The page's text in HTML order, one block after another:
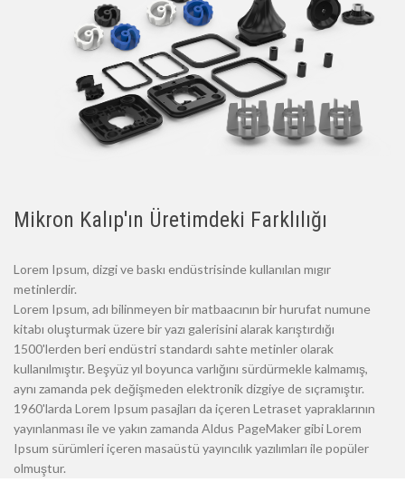
Mikron Kalıp'ın Üretimdeki Farklılığı
Lorem Ipsum, dizgi ve baskı endüstrisinde kullanılan mıgır
metinlerdir.
Lorem Ipsum, adı bilinmeyen bir matbaacının bir hurufat numune
kitabı oluşturmak üzere bir yazı galerisini alarak karıştırdığı
1500'lerden beri endüstri standardı sahte metinler olarak
kullanılmıştır. Beşyüz yıl boyunca varlığını sürdürmekle kalmamış,
aynı zamanda pek değişmeden elektronik dizgiye de sıçramıştır.
1960'larda Lorem Ipsum pasajları da içeren Letraset yapraklarının
yayınlanması ile ve yakın zamanda Aldus PageMaker gibi Lorem
Ipsum sürümleri içeren masaüstü yayıncılık yazılımları ile popüler
olmuştur.